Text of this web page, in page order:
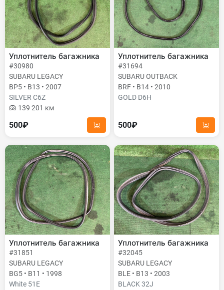
Уплотнитель багажника
#30980
SUBARU LEGACY
BP5 • B13 • 2007
SILVER C6Z
139 201 км
500₽
Уплотнитель багажника
#31694
SUBARU OUTBACK
BRF • B14 • 2010
GOLD D6H
500₽
Уплотнитель багажника
#31851
SUBARU LEGACY
BG5 • B11 • 1998
White 51E
Уплотнитель багажника
#32045
SUBARU LEGACY
BLE • B13 • 2003
BLACK 32J